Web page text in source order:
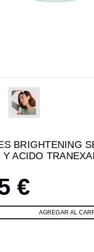
BRIGHTENING
Y ACIDO
€